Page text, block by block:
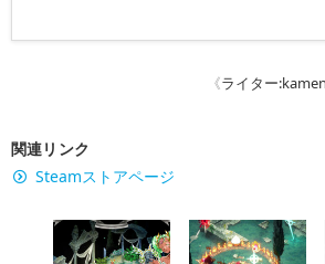
《ライター
関連リンク
Steamストアページ